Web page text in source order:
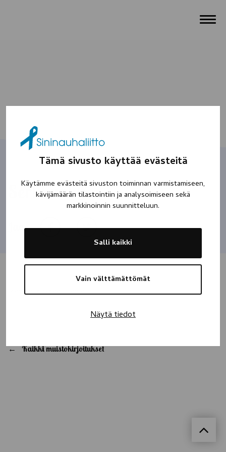
Tämä sivusto käyttää evästeitä
Käytämme evästeitä sivuston toiminnan varmistamiseen,
kävijämäärän tilastointiin ja analysoimiseen sekä
markkinoinnin suunnitteluun.
Vain välttämättömät
Salli kaikki
Näytä tiedot
Serkkuni K
Ikävä ei koskaan häviä!
Kaikki muistokirjoitukset